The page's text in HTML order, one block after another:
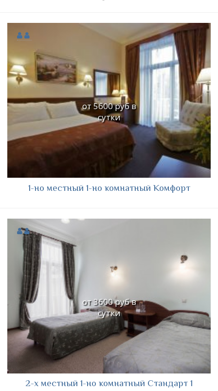
от 5600 руб в
сутки
1-но местный 1-но комнатный Комфорт
от 3600 руб в
сутки
2-х местный 1-но комнатный Стандарт 1